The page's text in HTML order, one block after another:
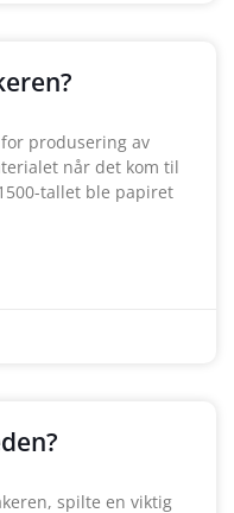
produsering av
når det kom til
tallet ble papiret
spilte en viktig